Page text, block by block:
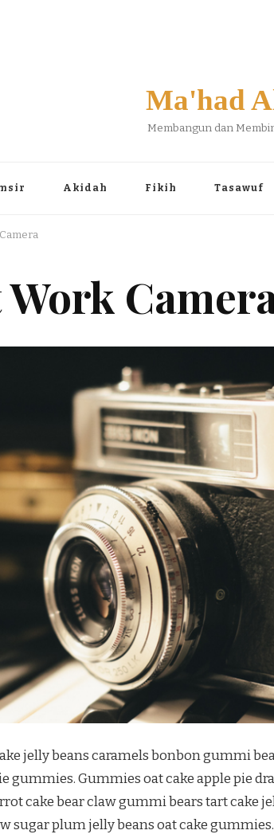
Ma'had
Membangun dan
Akidah Fikih Tasawuf
Work
jelly beans caramels bonbon gummi
gummies. Gummies oat cake apple pie
cake bear claw gummi bears tart cake
sugar plum jelly beans oat cake